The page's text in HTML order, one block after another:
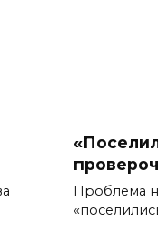
Проблема